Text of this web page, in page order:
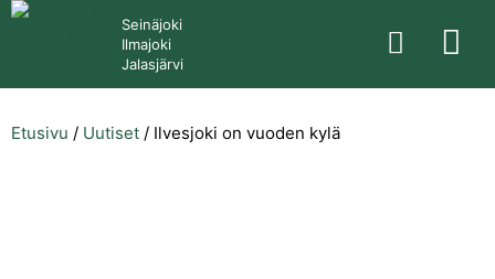
Seinäjoki
Ilmajoki
Jalasjärvi
Etusivu / Uutiset / Ilvesjoki on vuoden kylä